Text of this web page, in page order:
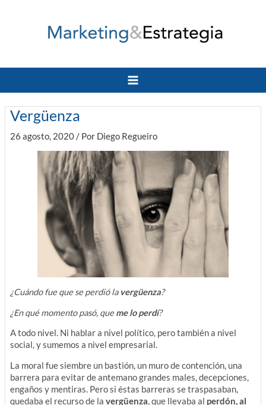
Main
Vergüenza
26 agosto, 2020/ Por Diego Regueiro
¿Cuándo fue que se perdió la vergüenza?
¿En qué momento pasó, queme lo perdí?
A todo nivel. Ni hablar a nivel político, pero también a nivel
social, y sumemos a nivel empresarial.
La moral fue siembre un bastión, un muro de contención, una
barrera para evitar de antemano grandes males, decepciones,
engaños y mentiras. Pero si éstas barreras se traspasaban,
quedaba el recurso de la vergüenza, que llevaba al perdón, al